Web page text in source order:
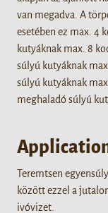
van megadva. A
esetében ez max. 4
kutyáknak max. 8
súlyú kutyáknak
súlyú kutyáknak
meghaladó súlyú
Teremtsen
között ezzel a
ivóvizet.